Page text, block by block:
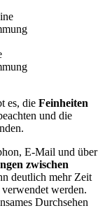
es, die Feinheiten
und die
E-Mail und über
zwischen
deutlich mehr Zeit
werden.
Durchsehen